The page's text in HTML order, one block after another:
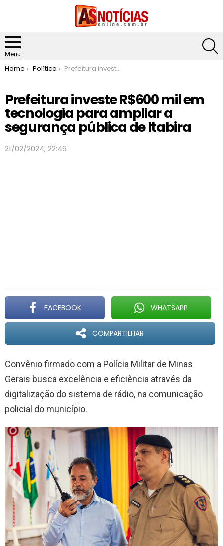
Menu
You are here:
Home Política Prefeitura investe R$600 mil em tecnologia para ampliar a segurança pública de Itabira
Prefeitura investe R$600 mil em
tecnologia para ampliar a
segurança pública de Itabira
21/02/2024, 22:49
FACEBOOK WHATSAPP
COMPARTILHAR
Convênio firmado com a Polícia Militar de Minas
Gerais busca excelência e eficiência através da
digitalização do sistema de rádio, na comunicação
policial do município.